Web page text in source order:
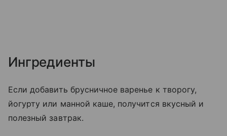
Ингредиенты
Если добавить брусничное варенье к творогу,
йогурту или манной каше, получится вкусный и
полезный завтрак.